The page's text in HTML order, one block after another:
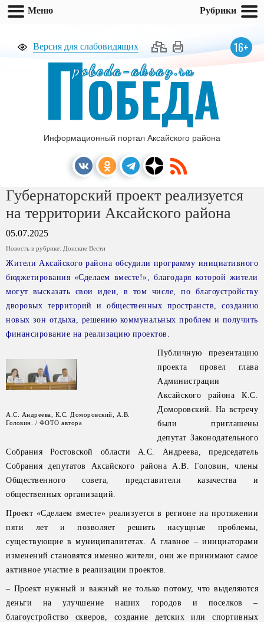
Версия для слабовидящих 16+
pobeda-aksay.ru
ПОБЕДА
Информационный портал Аксайского района
Губернаторский проект реализуется
на территории Аксайского района
05.07.2025
Новость в рубрике: Донские Вести
Жители Аксайского района обсудили программу инициативного
бюджетирования «Сделаем вместе!», благодаря которой жители
могут высказать свои идеи, в том числе, по благоустройству
дворовых территорий и общественных пространств, созданию
новых зон отдыха, решению коммунальных проблем и получить
финансирование на реализацию проектов.
А.С. Андреева, К.С. Доморовский, А.В.
Головин. / ФОТО автора
Публичную презентацию
проекта провел глава
Администрации
Аксайского района К.С.
Доморовский. На встречу
были приглашены
депутат Законодательного
Собрания Ростовской области А.С. Андреева, председатель
Собрания депутатов Аксайского района А.В. Головин, члены
Общественного совета, представители казачества и
общественных организаций.
Проект «Сделаем вместе» реализуется в регионе на протяжении
пяти лет и позволяет решить насущные проблемы,
существующие в муниципалитетах. А главное – инициаторами
изменений становятся именно жители, они же принимают самое
активное участие в реализации проектов.
– Проект нужный и важный не только потому, что выделяются
деньги на улучшение наших городов и поселков –
благоустройство скверов, создание детских или спортивных
Меню Рубрики